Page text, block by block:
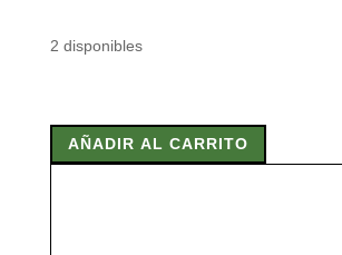
2 disponibles
ARTESANAS
DEAÑADIR AL CARRITO